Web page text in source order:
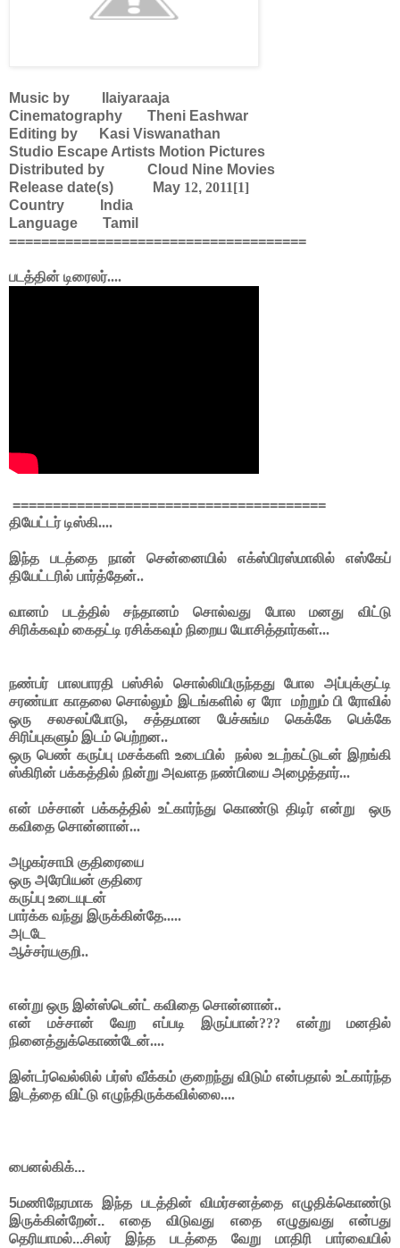
Music by
Ilaiyaraaja
Cinematography
Theni Eashwar
Editing by
Kasi Viswanathan
Studio Escape Artists Motion Pictures
Distributed by
Cloud Nine Movies
Release date(s)
May 12, 2011[1]
Country
India
Language
Tamil
=====================================
படத்தின் டிரைலர்....
=======================================
தியேட்டர் டிஸ்கி....
இந்த படத்தை நான் சென்னையில் எக்ஸ்பிரஸ்மாலில் எஸ்கேப்
தியேட்டரில் பார்த்தேன்..
வானம் படத்தில் சந்தானம் சொல்வது போல மனது விட்டு
சிரிக்கவும் கைதட்டி ரசிக்கவும் நிறைய யோசித்தார்கள்...
நண்பர் பாலபாரதி பஸ்சில் சொல்லியிருந்தது போல அப்புக்குட்டி
சரண்யா காதலை சொல்லும் இடங்களில் ஏ ரோ
மற்றும் பி ரோவில்
ஒரு சலசலப்போடு, சத்தமான பேச்சுங்ம கெக்கே பெக்கே
சிரிப்புகளும் இடம் பெற்றன..
ஒரு பெண் கருப்பு மசக்களி உடையில்
நல்ல உடற்கட்டுடன் இறங்கி
ஸ்கிரின் பக்கத்தில் நின்று அவளத நண்பியை அழைத்தார்...
என் மச்சான் பக்கத்தில் உட்கார்ந்து கொண்டு திடிர் என்று
ஒரு
கவிதை சொன்னான்...
அழகர்சாமி குதிரையை
ஒரு அரேபியன் குதிரை
கருப்பு உடையுடன்
பார்க்க வந்து இருக்கின்தே.....
அடடே
ஆச்சர்யகுறி..
என்று ஒரு இன்ஸ்டென்ட் கவிதை சொன்னான்..
என் மச்சான் வேற எப்படி இருப்பான்??? என்று மனதில்
நினைத்துக்கொண்டேன்....
இன்டர்வெல்லில் பர்ஸ் வீக்கம் குறைந்து விடும் என்பதால் உட்கார்ந்த
இடத்தை விட்டு எழுந்திருக்கவில்லை....
பைனல்கிக்...
5மணிநேரமாக இந்த படத்தின் விமர்சனத்தை எழுதிக்கொண்டு
இருக்கின்றேன்.. எதை விடுவது எதை எழுதுவது என்பது
தெரியாமல்...சிலர் இந்த படத்தை வேறு மாதிரி பார்வையில்